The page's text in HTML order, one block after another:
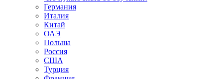
Германия
Италия
Китай
ОАЭ
Польша
Россия
США
Турция